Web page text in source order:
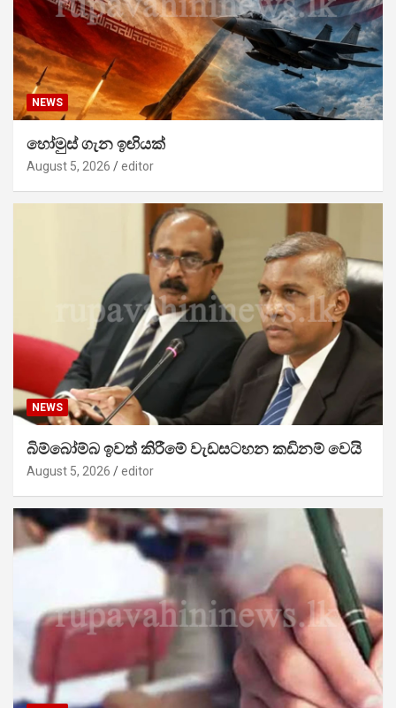
NEWS
හෝමුස් ගැන ඉඟියක්
August 5, 2026 editor
NEWS
බිම්බෝම්බ ඉවත් කිරීමේ වැඩසටහන කඩිනම් වෙයි
August 5, 2026 editor